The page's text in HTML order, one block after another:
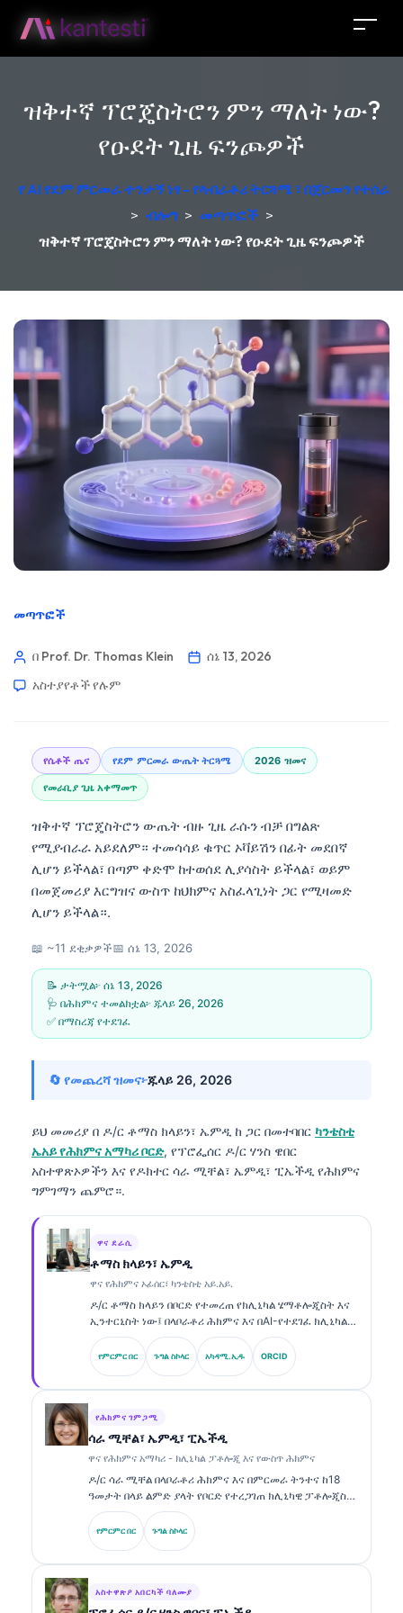
ዝቅተኛ ፕሮጄስትሮን ምን ማለት ነው?
የዑደት ጊዜ ፍንጮዎች
የ AI የደም ምርመራ ተንታኝ ነፃ - የላብራቶሪ ትርጓሜ ፣ በጀርመን የተሰራ
> ብሎግ > መጣጥፎች >
ዝቅተኛ ፕሮጄስትሮን ምን ማለት ነው? የዑደት ጊዜ ፍንጮዎች
መጣጥፎች
በ Prof. Dr. Thomas Klein
ሰኔ 13, 2026
አስተያየቶች የሉም
የሴቶች ጤና የደም ምርመራ ውጤት ትርጓሜ 2026 ዝመና
የመራቢያ ጊዜ አቀማመጥ
ዝቅተኛ ፕሮጄስትሮን ውጤት ብዙ ጊዜ ራሱን ብቻ በግልጽ
የሚያብራራ አይደለም። ተመሳሳይ ቁጥር ኦቫይሽን በፊት መደበኛ
ሊሆን ይችላል፣ በጣም ቀድሞ ከተወሰደ ሊያሳስት ይችላል፣ ወይም
በመጀመሪያ እርግዝና ውስጥ ከህክምና አስፈላጊነት ጋር የሚዛመድ
ሊሆን ይችላል።.
📖 ~11 ደቂቃዎች📅 ሰኔ 13, 2026
📝 ታትሟል፦ ሰኔ 13, 2026
🩺 በሕክምና ተመልክቷል፦ ጁላይ 26, 2026
✅ በማስረጃ የተደገፈ
🔄 የመጨረሻ ዝመና፦ጁላይ 26, 2026
ይህ መመሪያ በ ዶ/ር ቶማስ ክላይን፣ ኤምዲ ከ ጋር በመተባበር ካንቴስቲ
ኤአይ የሕክምና አማካሪ ቦርድ, የፕሮፌሰር ዶ/ር ሃንስ ዌበር
አስተዋጽኦዎችን እና የዶክተር ሳራ ሚቸል፣ ኤምዲ፣ ፒኤችዲ የሕክምና
ግምገማን ጨምሮ።.
ዋና ደራሲ
ቶማስ ክላይን፣ ኤምዲ
ዋና የሕክምና ኦፊሰር፣ ካንቴስቲ አይ.አይ.
ዶ/ር ቶማስ ክላይን በቦርድ የተመረጠ የክሊኒካል ሄማቶሎጂስት እና
ኢንተርኒስት ነው፤ በላቦራቶሪ ሕክምና እና በAI-የተደገፈ ክሊኒካል
ትንታኔ ከ15 ዓመታት በላይ ልምድ አለው። በKantesti AI የዋና
ሕክምና መኮንን (Chief Medical Officer) ሆኖ የባለቤትነት
ኒውራል ኔትወርክ የሕክምና ትክክለኛነት ላይ ክሊኒካል ክትትል
የምርምር በር ጉግል ስኮላር አካዳሚ.ኢዱ ORCID
የሕክምና ገምጋሚ
ሳራ ሚቸል፣ ኤምዲ፣ ፒኤችዲ
ዋና የሕክምና አማካሪ - ክሊኒካል ፓቶሎጂ እና የውስጥ ሕክምና
ዶ/ር ሳራ ሚቸል በላቦራቶሪ ሕክምና እና በምርመራ ትንተና ከ18
ዓመታት በላይ ልምድ ያላት የቦርድ የተረጋገጠ ክሊኒካዊ ፓቶሎጂስት
ናት። በክሊኒካዊ ኬሚስትሪ ልዩ ማረጋገጫዎችን ትይዛለች እና
በባዮማርከር ፓነሎች እና በላቦራቶሪ ትንተና ላይ በክሊኒካዊ ልምምድ
ውስጥ ብዙ ሥራ አሳትማለች።.
የምርምር በር ጉግል ስኮላር
አስተዋጽዖ አበርካች ባለሙያ